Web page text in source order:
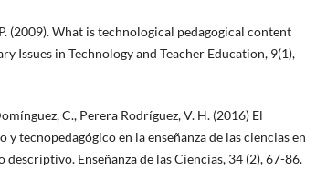
(2009). What is technological pedagogical content
Issues in Technology and Teacher Education, 9(1),
C., Perera Rodríguez, V. H. (2016) El
tecnopedagógico en la enseñanza de las ciencias en
descriptivo. Enseñanza de las Ciencias, 34 (2), 67-86.